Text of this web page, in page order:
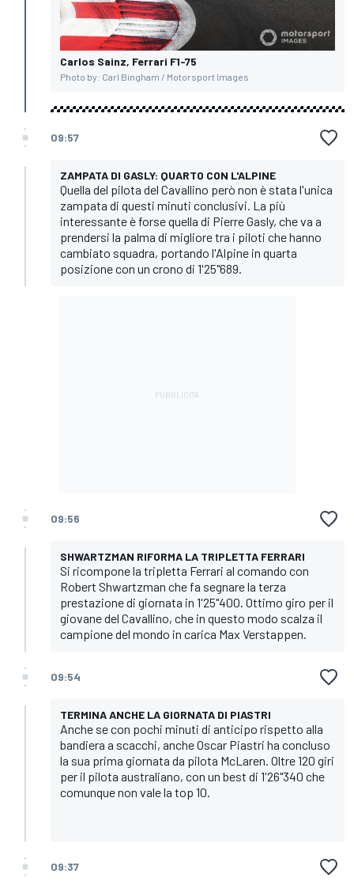
Carlos Sainz, Ferrari F1-75
Photo by: Carl Bingham / Motorsport Images
09:57
ZAMPATA DI GASLY: QUARTO CON L'ALPINE
Quella del pilota del Cavallino però non è stata l'unica
zampata di questi minuti conclusivi. La più
interessante è forse quella di Pierre Gasly, che va a
prendersi la palma di migliore tra i piloti che hanno
cambiato squadra, portando l'Alpine in quarta
posizione con un crono di 1'25"689.
09:56
SHWARTZMAN RIFORMA LA TRIPLETTA FERRARI
Si ricompone la tripletta Ferrari al comando con
Robert Shwartzman che fa segnare la terza
prestazione di giornata in 1'25"400. Ottimo giro per il
giovane del Cavallino, che in questo modo scalza il
campione del mondo in carica Max Verstappen.
09:54
TERMINA ANCHE LA GIORNATA DI PIASTRI
Anche se con pochi minuti di anticipo rispetto alla
bandiera a scacchi, anche Oscar Piastri ha concluso
la sua prima giornata da pilota McLaren. Oltre 120 giri
per il pilota australiano, con un best di 1'26"340 che
comunque non vale la top 10.
09:37